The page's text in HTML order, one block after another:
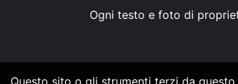
Ogni testo e foto di
Questo sito o gli strumenti terzi da